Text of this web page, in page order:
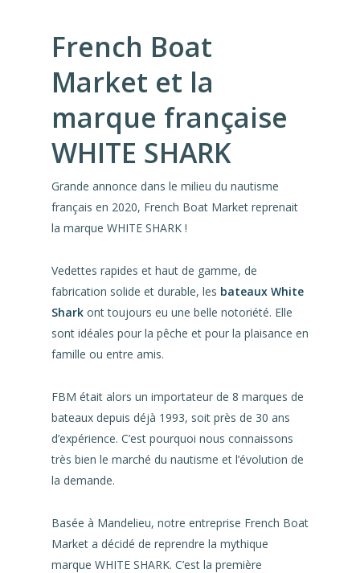
French Boat
Market et la
marque française
WHITE SHARK
Grande annonce dans le milieu du nautisme
français en 2020, French Boat Market reprenait
la marque WHITE SHARK !
Vedettes rapides et haut de gamme, de
fabrication solide et durable, les bateaux White
Shark ont toujours eu une belle notoriété. Elle
sont idéales pour la pêche et pour la plaisance en
famille ou entre amis.
FBM était alors un importateur de 8 marques de
bateaux depuis déjà 1993, soit près de 30 ans
d’expérience. C’est pourquoi nous connaissons
très bien le marché du nautisme et l’évolution de
la demande.
Basée à Mandelieu, notre entreprise French Boat
Market a décidé de reprendre la mythique
marque WHITE SHARK. C’est la première